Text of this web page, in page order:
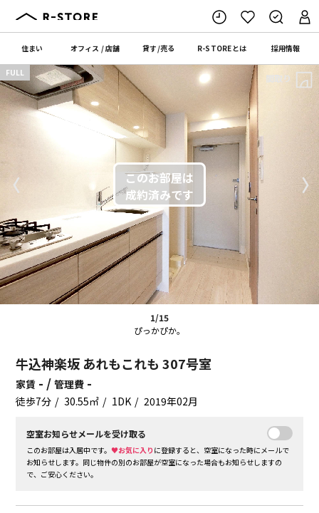
住まい オフィス /店舗 貸す/売る R-STOREとは 採用情報
1/15
ぴっかぴか。
〈 〉
FULL 間取り
牛込神楽坂 あれもこれも 307号室
家賃 - /管理費 -
徒歩7分 30.55㎡ 1DK 2019年02月
空室お知らせメールを受け取る
このお部屋は入居中です。♥お気に入り に登録すると、空室になった時にメールで
お知らせします。同じ物件の別のお部屋が空室になった場合もお知らせしますの
で、ご安心ください。